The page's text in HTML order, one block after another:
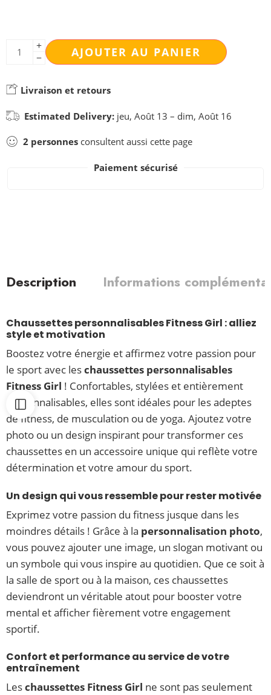
AJOUTER AU PANIER
Livraison et retours
Estimated Delivery: jeu, Août 13 – dim, Août 16
2 personnes consultent aussi cette page
Paiement sécurisé
Description Informations
Chaussettes personnalisables Fitness Girl : alliez
style et motivation
Boostez votre énergie et affirmez votre passion pour
le sport avec leschaussettes personnalisables
Fitness Girl ! Confortables, stylées et entièrement
personnalisables, elles sont idéales pour les adeptes
de fitness, de musculation ou de yoga. Ajoutez votre
photo ou un design inspirant pour transformer ces
chaussettes en un accessoire unique qui reflète votre
détermination et votre amour du sport.
Un design qui vous ressemble pour rester motivée
Exprimez votre passion du fitness jusque dans les
moindres détails ! Grâce à la personnalisation photo,
vous pouvez ajouter une image, un slogan motivant ou
un symbole qui vous inspire au quotidien. Que ce soit à
la salle de sport ou à la maison, ces chaussettes
deviendront un véritable atout pour booster votre
mental et afficher fièrement votre engagement
sportif.
Confort et performance au service de votre
entraînement
Leschaussettes Fitness Girl ne sont pas seulement